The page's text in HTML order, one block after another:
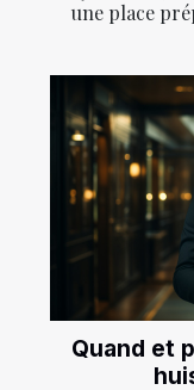
une place
Quand et